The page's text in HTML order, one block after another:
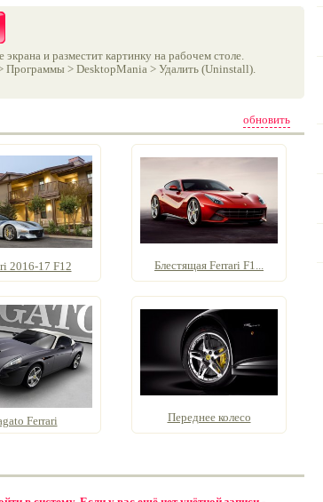
и разместит картинку на рабочем столе.
Программы > DesktopMania > Удалить (Uninstall).
обновить
2016-17 F12 Блестящая Ferrari F1...
Ferrari Переднее колесо